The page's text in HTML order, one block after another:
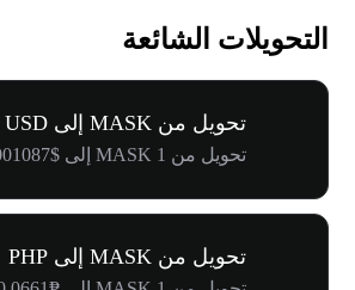
التحويلات الشائعة
تحويل من MASK إلى USD
تحويل من 1 MASK إلى $0.001087
تحويل من MASK إلى PHP